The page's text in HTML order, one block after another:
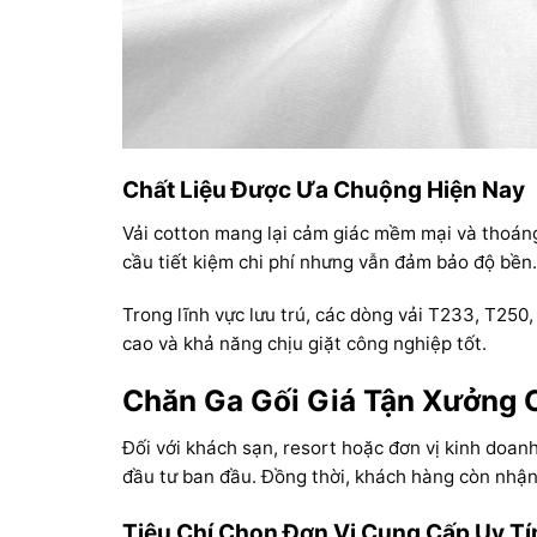
Chất Liệu Được Ưa Chuộng Hiện Nay
Vải cotton mang lại cảm giác mềm mại và
cầu tiết kiệm chi phí nhưng vẫn đảm bảo độ bền.
Trong lĩnh vực lưu trú, các dòng vải T233,
cao và khả năng chịu giặt công nghiệp tốt.
Chăn Ga Gối Giá Tận Xưởng
Đối với khách sạn, resort hoặc đơn vị kinh
đầu tư ban đầu. Đồng thời, khách hàng còn